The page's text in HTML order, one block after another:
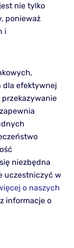
nie tylko
ponieważ
i
dla efektywnej
niezbędna
uczestniczyć w
o naszych
informacje o